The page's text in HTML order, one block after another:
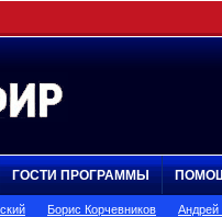
ГОСТИ ПРОГРАММЫ
Борис Корчевников